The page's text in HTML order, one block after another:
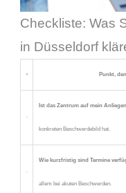
Checkliste: Was
in Düsseldorf
Punkt,
Ist das Zentrum auf mein
konkreten Beschwerdebild hat.
Wie kurzfristig sind Termine
allem bei akuten Beschwerden.